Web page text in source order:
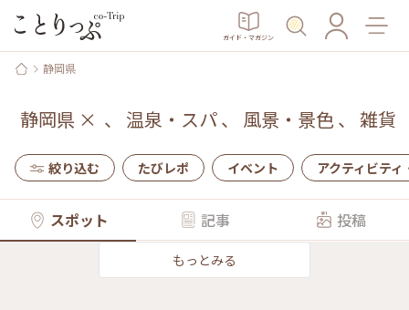
ガイド・マガジン
静岡県
静岡県 × 、 温泉・スパ、 風景・景色、 雑貨
絞り込む たびレポ イベント アクティビティ
スポット 記事 投稿
もっとみる